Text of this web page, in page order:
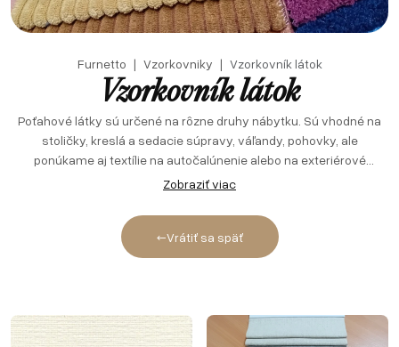
Furnetto Vzorkovniky Vzorkovník látok
Vzorkovník látok
Poťahové látky sú určené na rôzne druhy nábytku. Sú vhodné na
stoličky, kreslá a sedacie súpravy, váľandy, pohovky, ale
ponúkame aj textílie na autočalúnenie alebo na exteriérové
použitie. Veríme, že k správnemu výberu Vám pomôže popis so
že farby zobrazené na monitore sa môžu líšiť od skutočnosti.
Zobraziť viac
←Vrátiť sa späť